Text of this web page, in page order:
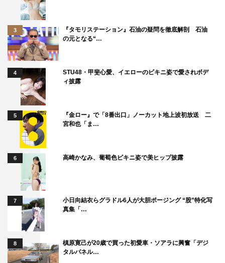
3
『タモリステーション』石油の疑問を徹底解剖 石油
の元となる“…
4
STU48・甲斐心愛、イエローのビキニ姿で愛されボデ
ィ披露
5
『金ロー』で「8番出口」ノーカット地上波初放送 二
宮和也「ま…
6 高崎かなみ、葡萄色ビキニ姿で美ヒップ披露
7
小日向結衣らグラドル6人が大胆ポージング “股”特化写
真集「…
8
槙原寛己が20歳で買った初愛車・ソアラに興奮「デジ
タルパネル…